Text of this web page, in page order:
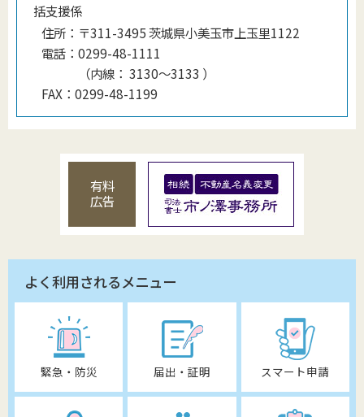
括支援係
住所： 〒311-3495 茨城県小美玉市上玉里1122
電話： 0299-48-1111
（内線 ： 3130〜3133 ）
FAX： 0299-48-1199
有料
広告
よく利用されるメニュー
緊急・防災 届出・証明 スマート申請